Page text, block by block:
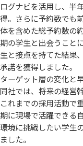
ログナビを活用し、半
得。さらに予約数でも
体を含めた総予約数の
期の学生と出会うこと
生と接点を持てた結果
承諾を獲得しました。
ターゲット層の変化と
同社では、将来の経営
これまでの採用活動で
期に現場で活躍できる
環境に挑戦したい学生
ました。